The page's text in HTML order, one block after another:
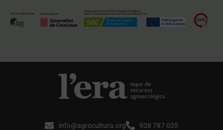
info@agrocultura.org
938 787 035